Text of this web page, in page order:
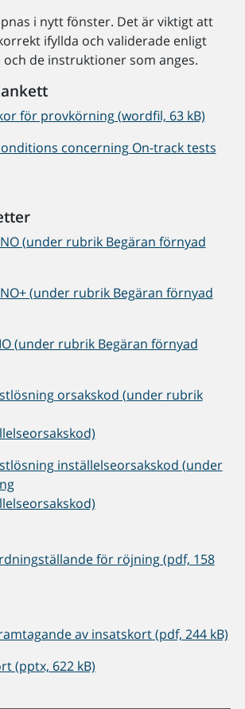
i nytt fönster. Det är viktigt att
ifyllda och validerade enligt
de instruktioner som anges.
för provkörning (wordfil, 63 kB)
concerning On-track tests
(under rubrik Begäran förnyad
(under rubrik Begäran förnyad
(under rubrik Begäran förnyad
orsakskod (under rubrik
inställelseorsakskod (under
för röjning (pdf, 158
av insatskort (pdf, 244 kB)
(pptx, 622 kB)